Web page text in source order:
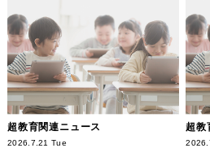
超教育関連ニュース
2026.7.21 Tue
超教